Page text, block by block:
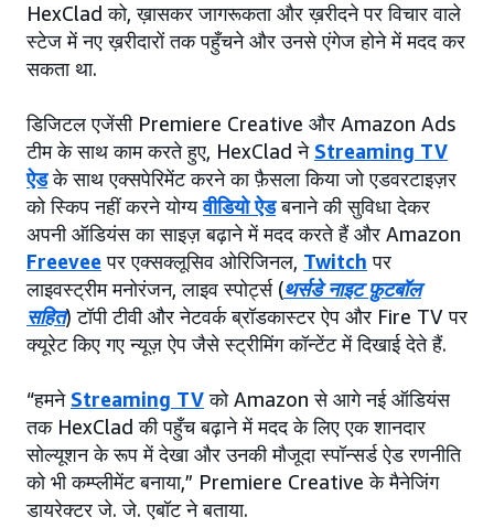
HexClad को, ख़ासकर जागरूकता और ख़रीदने पर विचार वाले
स्टेज में नए ख़रीदारों तक पहुँचने और उनसे एंगेज होने में मदद कर
सकता था.
डिजिटल एजेंसी Premiere Creative और Amazon Ads
टीम के साथ काम करते हुए, HexClad ने Streaming TV
ऐडके साथ एक्सपेरिमेंट करने का फ़ैसला किया जो एडवरटाइज़र
को स्किप नहीं करने योग्यवीडियो ऐडबनाने की सुविधा देकर
अपनी ऑडियंस का साइज़ बढ़ाने में मदद करते हैं और Amazon
Freevee पर एक्सक्लूसिव ओरिजिनल, Twitch पर
लाइवस्ट्रीम मनोरंजन, लाइव स्पोर्ट्स (थर्सडे नाइट फ़ुटबॉल
सहित) टॉपी टीवी और नेटवर्क ब्रॉडकास्टर ऐप और Fire TV पर
क्यूरेट किए गए न्यूज़ ऐप जैसे स्ट्रीमिंग कॉन्टेंट में दिखाई देते हैं.
“हमने Streaming TVको Amazon से आगे नई ऑडियंस
तक HexClad की पहुँच बढ़ाने में मदद के लिए एक शानदार
सोल्यूशन के रूप में देखा और उनकी मौजूदा स्पॉन्सर्ड ऐड रणनीति
को भी कम्प्लीमेंट बनाया,” Premiere Creative के मैनेजिंग
डायरेक्टर जे. जे. एबॉट ने बताया.